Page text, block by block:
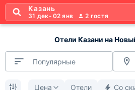
Казань
31 дек- 02 янв 2 гостя
Отели Казани на
Популярные
Цена Отели Со